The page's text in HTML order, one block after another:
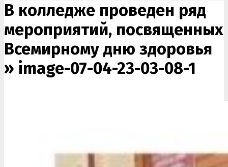
В колледже проведен ряд
мероприятий, посвященных
Всемирному дню здоровья
» image-07-04-23-03-08-1